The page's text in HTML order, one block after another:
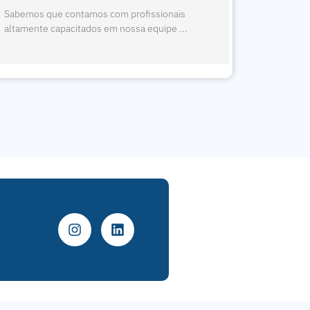
Sabemos que contamos com profissionais
altamente capacitados em nossa equipe ...